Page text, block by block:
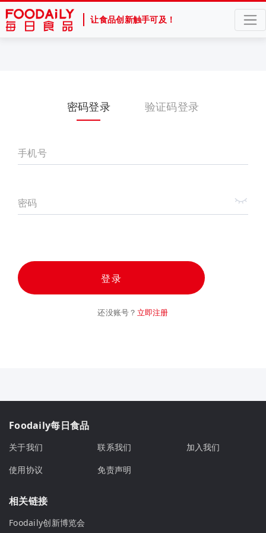
让食品创新触手可及！
密码登录 验证码登录
手机号
密码
登录
还没账号？ 立即注册
Foodaily每日食品
关于我们 联系我们
加入我们
使用协议
免责声明
相关链接
Foodaily创新博览会